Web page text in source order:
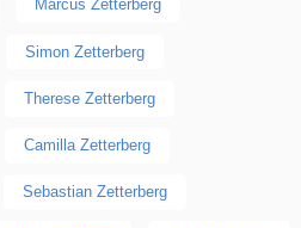
Marcus Zetterberg
Simon Zetterberg
Therese Zetterberg
Camilla Zetterberg
Sebastian Zetterberg